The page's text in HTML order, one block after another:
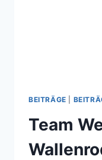
BEITRÄGE
Team